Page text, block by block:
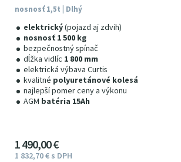
nosnosť 1,5t | Dlhý
elektrický(pojazd aj zdvih)
nosnosť 1 500 kg
bezpečnostný spínač
dĺžka vidlíc 1 800 mm
elektrická výbava Curtis
kvalitné polyuretánové kolesá
najlepší pomer ceny a výkonu
AGM batéria 15Ah
1490 00€
1 832 70€ s DPH